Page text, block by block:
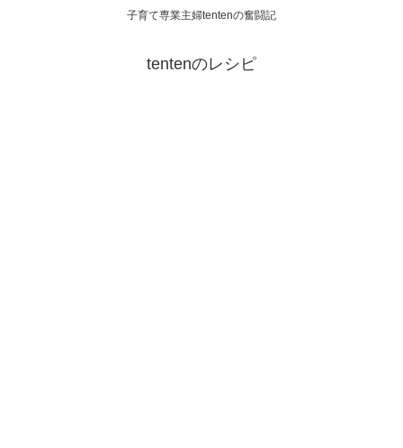
子育て専業主婦tentenの奮闘記
tentenのレシピ